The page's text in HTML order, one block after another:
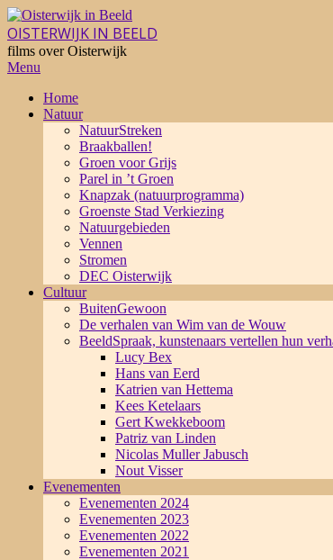
Skip
to
content
OISTERWIJK IN BEELD
films over Oisterwijk
Primary
Menu
Menu
Home
Natuur
NatuurStreken
Braakballen!
Groen voor Grijs
Parel in ’t Groen
Knapzak (natuurprogramma)
Groenste Stad Verkiezing
Natuurgebieden
Vennen
Stromen
DEC Oisterwijk
Cultuur
BuitenGewoon
De verhalen van Wim van de Wouw
BeeldSpraak, kunstenaars vertellen hun
Lucy Bex
Hans van Eerd
Katrien van Hettema
Kees Ketelaars
Gert Kwekkeboom
Patriz van Linden
Nicolas Muller Jabusch
Nout Visser
Evenementen
Evenementen 2024
Evenementen 2023
Evenementen 2022
Evenementen 2021